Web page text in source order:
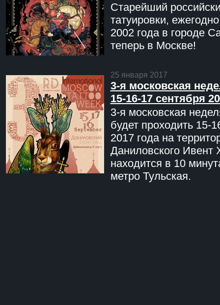
Старейший
татуировки,
2002 года в городе
теперь в Москве!
25 января 2017
3-я московская
15-16-17 сентября
3-я московская
будет проходить 15-
2017 года на
Даниловского Ивент
находится в 10
метро Тульская.